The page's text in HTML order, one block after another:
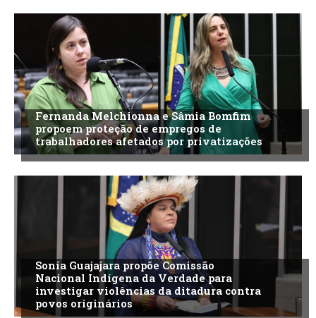
Fernanda Melchionna e Sâmia Bomfim
propoem proteção de empregos de
trabalhadores afetados por privatizações
Sonia Guajajara propõe Comissão
Nacional Indígena da Verdade para
investigar violências da ditadura contra
povos originários